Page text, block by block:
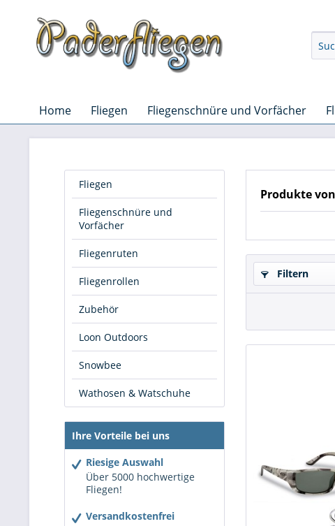
Home Fliegen Fliegenschnüre und Vorfächer
Fliegen
Fliegenschnüre und
Vorfächer
Fliegenruten
Fliegenrollen
Zubehör
Loon Outdoors
Snowbee
Wathosen & Watschuhe
Ihre Vorteile bei uns
Riesige Auswahl
Über 5000 hochwertige
Fliegen!
Versandkostenfrei
Produkte
Filtern